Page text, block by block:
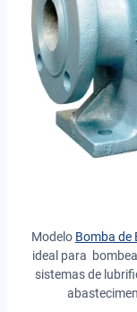
Modelo Bomba de
ideal para
sistemas de